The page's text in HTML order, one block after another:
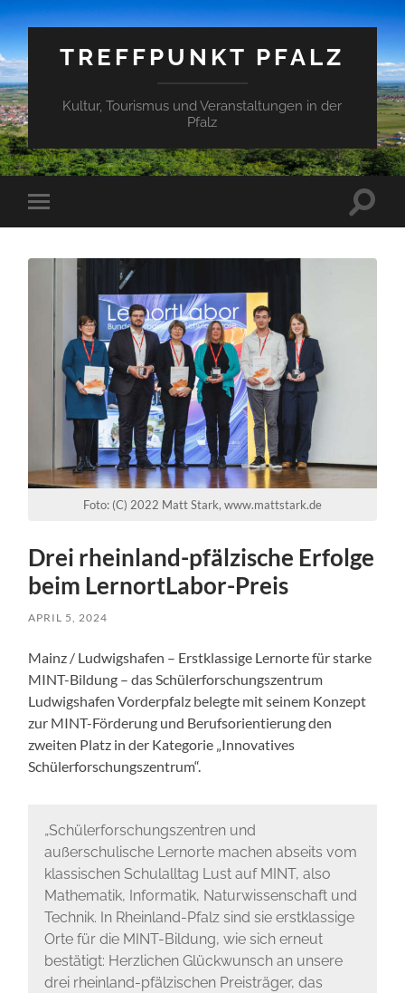
TREFFPUNKT PFALZ
Kultur, Tourismus und Veranstaltungen in der
Pfalz
Mobile-
Menü
Foto: (C) 2022 Matt Stark, www.mattstark.de
Drei rheinland-pfälzische Erfolge
beim LernortLabor-Preis
APRIL 5, 2024
Mainz / Ludwigshafen – Erstklassige Lernorte für starke
MINT-Bildung – das Schülerforschungszentrum
Ludwigshafen Vorderpfalz belegte mit seinem Konzept
zur MINT-Förderung und Berufsorientierung den
zweiten Platz in der Kategorie „Innovatives
Schülerforschungszentrum“.
„Schülerforschungszentren und
außerschulische Lernorte machen abseits vom
klassischen Schulalltag Lust auf MINT, also
Mathematik, Informatik, Naturwissenschaft und
Technik. In Rheinland-Pfalz sind sie erstklassige
Orte für die MINT-Bildung, wie sich erneut
bestätigt: Herzlichen Glückwunsch an unsere
drei rheinland-pfälzischen Preisträger, das